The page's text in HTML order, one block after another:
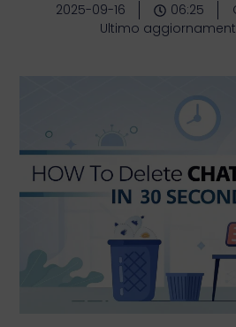
2025-09-16 06:25
Ultimo